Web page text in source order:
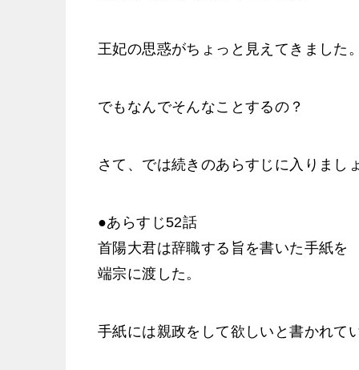
王妃の思惑がちょっと見えてきました。
でもなんでそんなことするの？
さて、では続きのあらすじに入りまし
●あらすじ52話
首陽大君は辞職する旨を書いた手紙を
端宗に渡した。
手紙には親政をして欲しいと書かれて